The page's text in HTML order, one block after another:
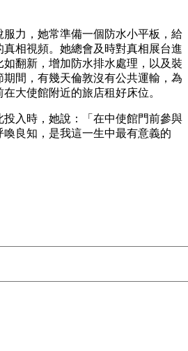
力，她常準備一個防水小平板，給
相視頻。她總會及時對真相展台進
翻新，增加防水排水處理，以及裝
期間，有幾天倫敦沒有公共運輸，為
大使館附近的旅店租好床位。
入時，她說：「在中使館門前參與
良知，是我這一生中最有意義的